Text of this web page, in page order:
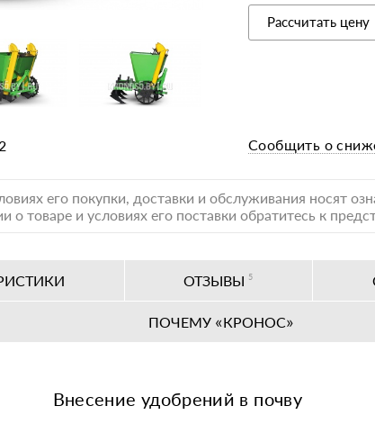
Рассчитать цену
Сообщить о
его покупки, доставки и обслуживания носят
о товаре и условиях его поставки обратитесь к
ОТЗЫВЫ 5
ПОЧЕМУ «КРОНОС»
Внесение удобрений в почву